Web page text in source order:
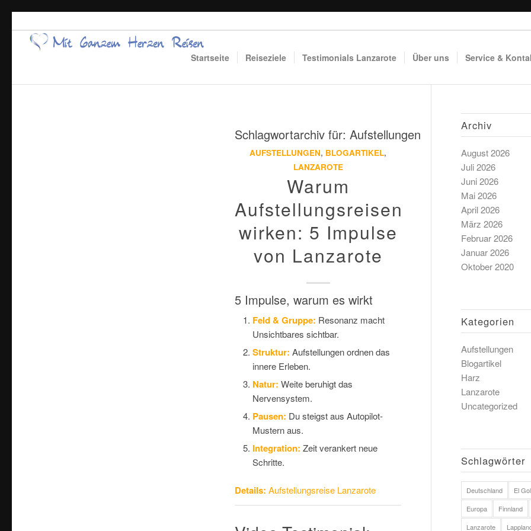
Startseite Reiseziele Testimonials Lanzarote Über uns Service &
Schlagwortarchiv für: Aufstellungen
AUFSTELLUNGEN, BLOGARTIKEL,
LANZAROTE
Warum
Aufstellungsreisen
wirken: 5 Impulse
von Lanzarote
5 Impulse, warum es wirkt
Feld & Gruppe: Resonanz macht
Unsichtbares sichtbar.
Struktur: Aufstellungen ordnen das
innere Erleben.
Natur: Weite beruhigt das
Nervensystem.
Pausen: Du steigst aus Autopilot-
Mustern aus.
Integration: Zeit verankert neue
Schritte.
Details: Aufstellungsreise Lanzarote
Archiv
August 2026
Juli 2026
Juni 2026
Mai 2026
April 2026
März 2026
Februar 2026
Januar 2026
Oktober 2020
Kategorien
Aufstellungen
Blogartikel
Harz
Lanzarote
Uncategorized
Schlagwörter
Deutschland
El
Europa
Finnland
Lanzarote